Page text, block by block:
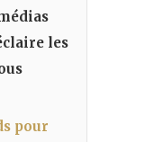
les
pour